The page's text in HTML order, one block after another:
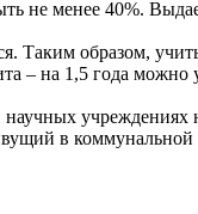
менее 40%.
образом,
– на 1,5 года
в